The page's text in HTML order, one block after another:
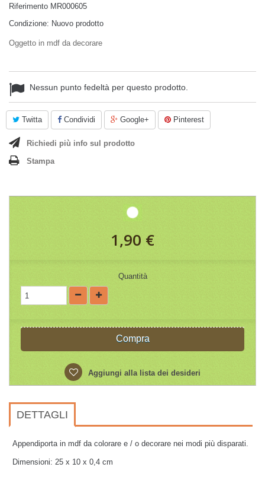
Riferimento MR000605
Condizione: Nuovo prodotto
Oggetto in mdf da decorare
Nessun punto fedeltà per questo prodotto.
Twitta Condividi Google+ Pinterest
Richiedi più info sul prodotto
Stampa
1,90 €
Quantità
Compra
Aggiungi alla lista dei desideri
DETTAGLI
Appendiporta in mdf da colorare e / o decorare nei modi più disparati.
Dimensioni: 25 x 10 x 0,4 cm